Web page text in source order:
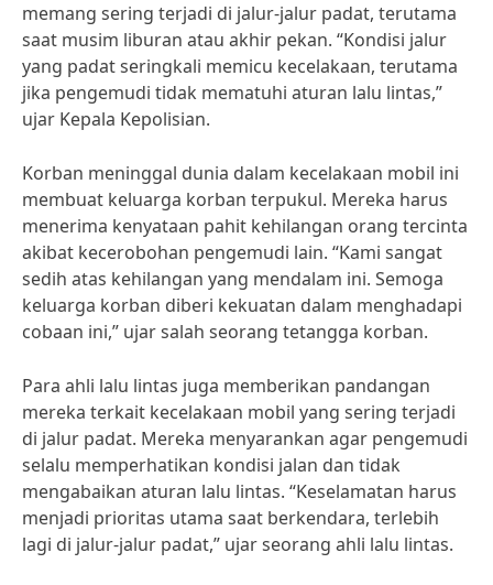
memang sering terjadi di jalur-jalur padat, terutama
saat musim liburan atau akhir pekan. “Kondisi jalur
yang padat seringkali memicu kecelakaan, terutama
jika pengemudi tidak mematuhi aturan lalu lintas,”
ujar Kepala Kepolisian.
Korban meninggal dunia dalam kecelakaan mobil ini
membuat keluarga korban terpukul. Mereka harus
menerima kenyataan pahit kehilangan orang tercinta
akibat kecerobohan pengemudi lain. “Kami sangat
sedih atas kehilangan yang mendalam ini. Semoga
keluarga korban diberi kekuatan dalam menghadapi
cobaan ini,” ujar salah seorang tetangga korban.
Para ahli lalu lintas juga memberikan pandangan
mereka terkait kecelakaan mobil yang sering terjadi
di jalur padat. Mereka menyarankan agar pengemudi
selalu memperhatikan kondisi jalan dan tidak
mengabaikan aturan lalu lintas. “Keselamatan harus
menjadi prioritas utama saat berkendara, terlebih
lagi di jalur-jalur padat,” ujar seorang ahli lalu lintas.